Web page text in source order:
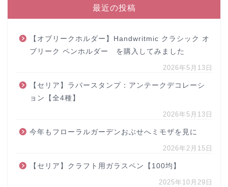
最近の投稿
【オブリークホルダー】Handwritmic クラシック オ
ブリーク ペンホルダー を購入してみました
2026年5月13日
【セリア】ラバースタンプ：アンテークデコレーシ
ョン【全4種】
2026年5月13日
今年もフローラルガーデンおぶせへミモザを見に
2026年2月15日
【セリア】クラフト用ガラスペン【100均】
2025年10月29日